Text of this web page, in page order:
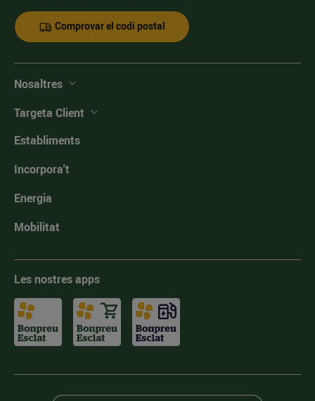
Comprovar el codi postal
Nosaltres
Targeta Client
Establiments
Incorpora't
Energia
Mobilitat
Les nostres apps